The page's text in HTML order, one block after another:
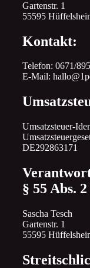
Gartenstr. 1
55595
Kontakt:
Telefon: 0671/
E-Mail:
Umsatzsteuer-
DE292863171
§ 55 Abs.
Sascha Tesch
Gartenstr. 1
55595